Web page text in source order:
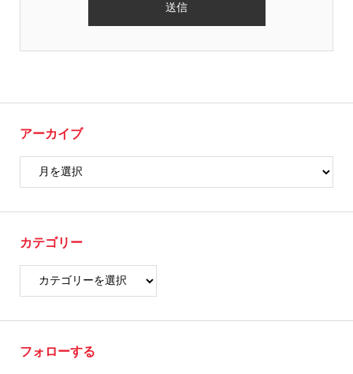
アーカイブ
カテゴリー
フォローする